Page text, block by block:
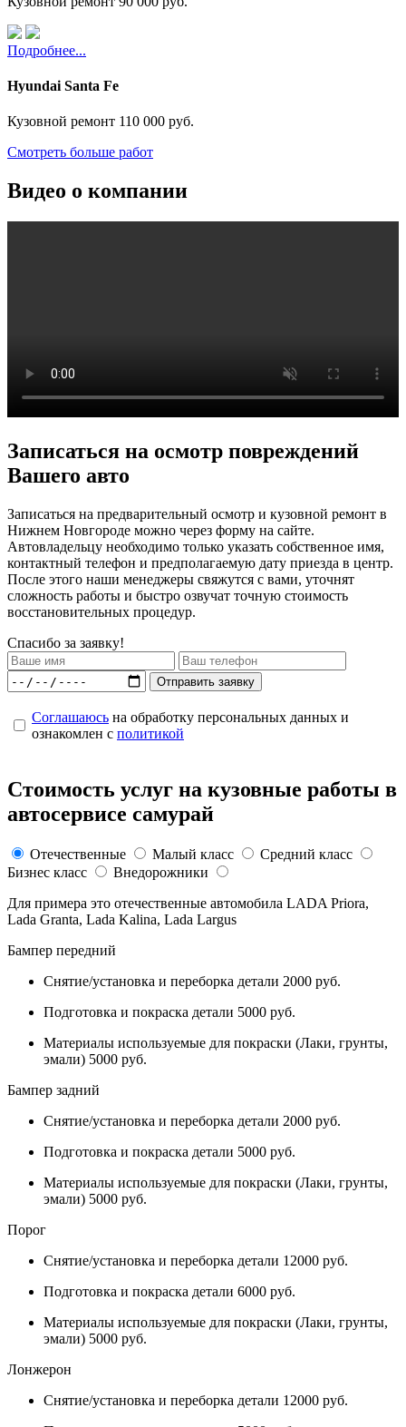
Подробнее...
Hyundai Santa Fe
Кузовной ремонт 110 000 руб.
Смотреть больше работ
Видео о компании
Записаться на осмотр повреждений
Вашего авто
Записаться на предварительный осмотр и кузовной ремонт в
Нижнем Новгороде можно через форму на сайте.
Автовладельцу необходимо только указать собственное имя,
контактный телефон и предполагаемую дату приезда в центр.
После этого наши менеджеры свяжутся с вами, уточнят
сложность работы и быстро озвучат точную стоимость
восстановительных процедур.
Спасибо за заявку!
Отправить заявку
Соглашаюсь на обработку персональных данных и
ознакомлен с политикой
Стоимость услуг на кузовные работы в
автосервисе самурай
Отечественные Малый класс
Средний класс
Бизнес класс
Внедорожники
Для примера это отечественные автомобила LADA Priora,
Lada Granta, Lada Kalina, Lada Largus
Бампер передний
Снятие/установка и переборка детали 2000 руб.
Подготовка и покраска детали 5000 руб.
Материалы используемые для покраски (Лаки, грунты,
эмали) 5000 руб.
Бампер задний
Снятие/установка и переборка детали 2000 руб.
Подготовка и покраска детали 5000 руб.
Материалы используемые для покраски (Лаки, грунты,
эмали) 5000 руб.
Порог
Снятие/установка и переборка детали 12000 руб.
Подготовка и покраска детали 6000 руб.
Материалы используемые для покраски (Лаки, грунты,
эмали) 5000 руб.
Лонжерон
Снятие/установка и переборка детали 12000 руб.